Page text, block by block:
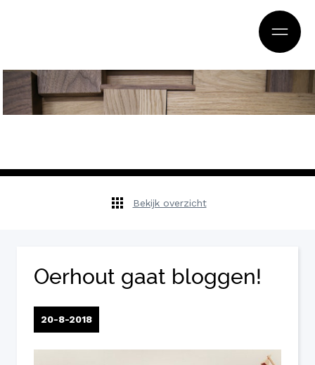
Bekijk overzicht
Oerhout gaat bloggen!
20-8-2018